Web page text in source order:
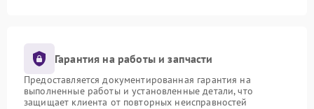
Гарантия на работы и запчасти
Предоставляется документированная гарантия на
выполненные работы и установленные детали, что
защищает клиента от повторных неисправностей